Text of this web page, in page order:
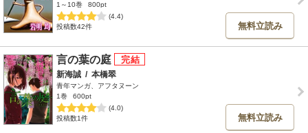
1～10巻
800pt
(4.4)
投稿数42件
無料立読み
言の葉の庭
新海誠 / 本橋翠
青年マンガ、アフタヌーン
1巻
600pt
(4.0)
投稿数1件
無料立読み